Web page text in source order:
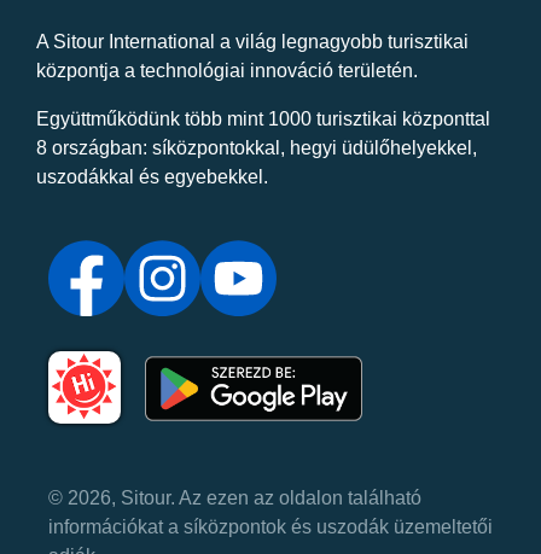
A Sitour International a világ legnagyobb turisztikai
központja a technológiai innováció területén.
Együttműködünk több mint 1000 turisztikai központtal
8 országban: síközpontokkal, hegyi üdülőhelyekkel,
uszodákkal és egyebekkel.
© 2026, Sitour. Az ezen az oldalon található
információkat a síközpontok és uszodák üzemeltetői